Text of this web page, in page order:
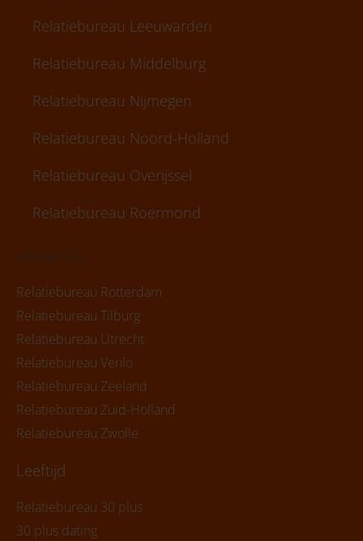
Relatiebureau Leeuwarden
Relatiebureau Middelburg
Relatiebureau Nijmegen
Relatiebureau Noord-Holland
Relatiebureau Overijssel
Relatiebureau Roermond
Lokaal 2/2
Relatiebureau Rotterdam
Relatiebureau Tilburg
Relatiebureau Utrecht
Relatiebureau Venlo
Relatiebureau Zeeland
Relatiebureau Zuid-Holland
Relatiebureau Zwolle
Leeftijd
Relatiebureau 30 plus
30 plus dating